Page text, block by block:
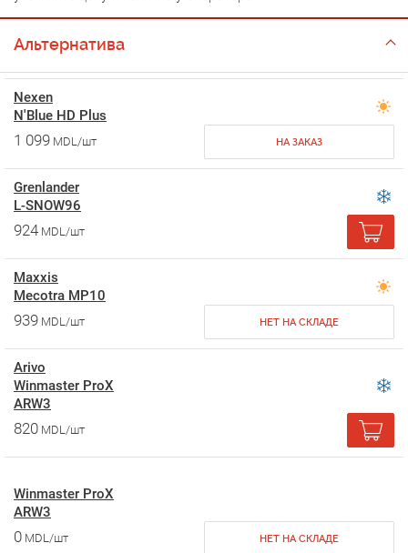
Альтернатива
Nexen
N'Blue HD Plus
1 099 MDL/шт НА ЗАКАЗ
Grenlander
L-SNOW96
924 MDL/шт
Maxxis
Mecotra MP10
939 MDL/шт НЕТ НА СКЛАДЕ
Arivo
Winmaster ProX
ARW3
820 MDL/шт
Winmaster ProX
ARW3
0 MDL/шт НЕТ НА СКЛАДЕ